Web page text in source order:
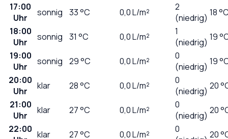
17:00
Uhr
sonnig 33°C 0,0L/m²
2
(niedrig) 18
18:00
Uhr
sonnig 31 °C 0,0L/m²
1
(niedrig) 19
19:00
Uhr
sonnig 29°C 0,0L/m²
0
(niedrig) 19
20:00
Uhr
klar 28°C 0,0L/m²
0
(niedrig) 20
21:00
Uhr
klar 27°C 0,0L/m²
0
(niedrig) 20
22:00 klar 27°C 0,0L/m²
0
20